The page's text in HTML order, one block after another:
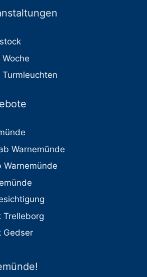
Warnemünde
Warnemünde
Trelleborg
Gedser